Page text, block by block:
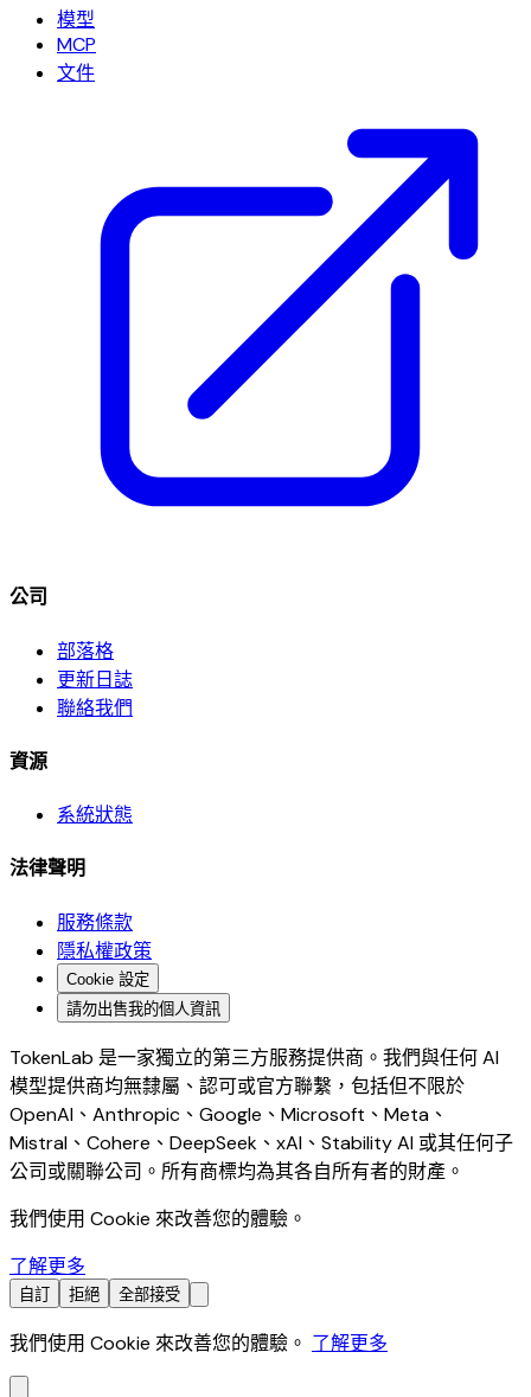
模型
MCP
文件
公司
部落格
更新日誌
聯絡我們
資源
系統狀態
法律聲明
服務條款
隱私權政策
Cookie 設定
請勿出售我的個人資訊
TokenLab 是一家獨立的第三方服務提供商。我們與任何 AI
模型提供商均無隸屬、認可或官方聯繫，包括但不限於
OpenAI、Anthropic、Google、Microsoft、Meta、
Mistral、Cohere、DeepSeek、xAI、Stability AI 或其任何子
公司或關聯公司。所有商標均為其各自所有者的財產。
我們使用 Cookie 來改善您的體驗。
了解更多
自訂 拒絕 全部接受
我們使用 Cookie 來改善您的體驗。 了解更多